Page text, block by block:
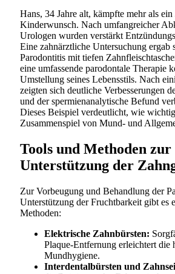
Hans, 34 Jahre alt, kämpfte mehr als
Kinderwunsch. Nach umfangreicher
Urologen wurden verstärkt
Eine zahnärztliche Untersuchung ergab
Parodontitis mit tiefen
eine umfassende parodontale Therapie
Umstellung seines Lebensstils. Nach
zeigten sich deutliche Verbesserungen
und der spermienanalytische Befund
Dieses Beispiel verdeutlicht, wie
Zusammenspiel von Mund- und
Tools und Methoden zur
Unterstützung der
Zur Vorbeugung und Behandlung der
Unterstützung der Fruchtbarkeit gibt es
Methoden:
Elektrische Zahnbürsten:
Plaque-Entfernung erleichtert die
Mundhygiene.
Interdentalbürsten und